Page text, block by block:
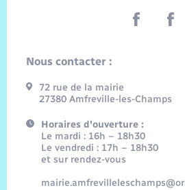
Nous contacter :
72 rue de la mairie
27380 Amfreville-les-Champs
Horaires d'ouverture :
Le mardi : 16h – 18h30
Le vendredi : 17h – 18h30
et sur rendez-vous